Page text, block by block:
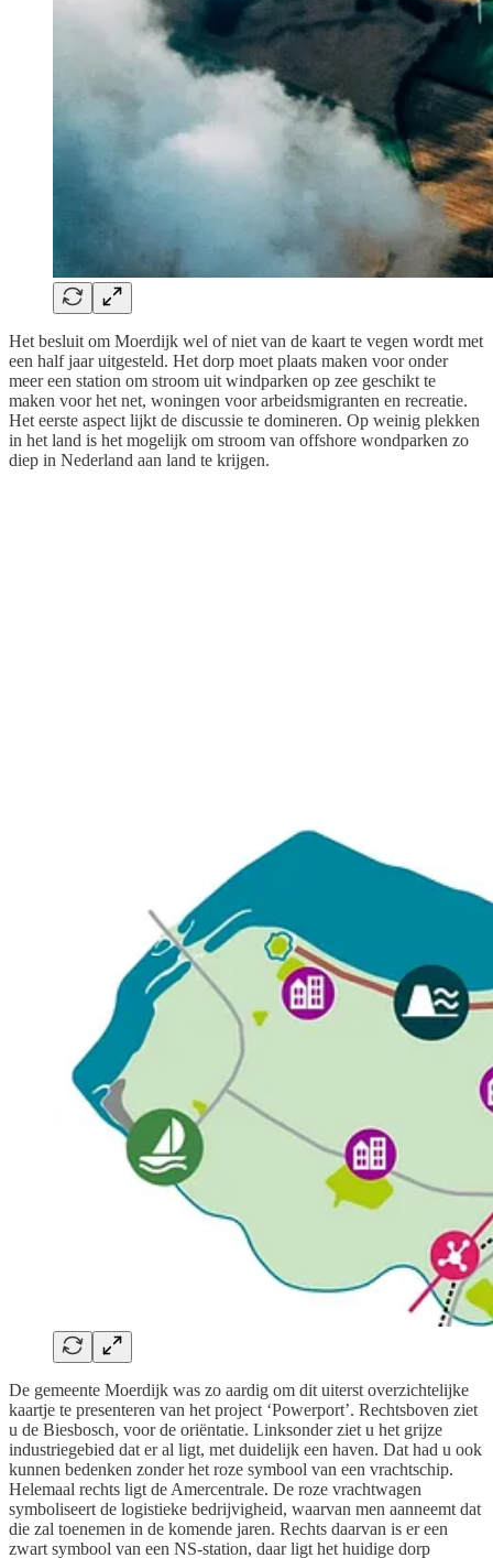
Het besluit om Moerdijk wel of niet van de kaart te vegen wordt met
een half jaar uitgesteld. Het dorp moet plaats maken voor onder
meer een station om stroom uit windparken op zee geschikt te
maken voor het net, woningen voor arbeidsmigranten en recreatie.
Het eerste aspect lijkt de discussie te domineren. Op weinig plekken
in het land is het mogelijk om stroom van offshore wondparken zo
diep in Nederland aan land te krijgen.
De gemeente Moerdijk was zo aardig om dit uiterst overzichtelijke
kaartje te presenteren van het project ‘Powerport’. Rechtsboven ziet
u de Biesbosch, voor de oriëntatie. Linksonder ziet u het grijze
industriegebied dat er al ligt, met duidelijk een haven. Dat had u ook
kunnen bedenken zonder het roze symbool van een vrachtschip.
Helemaal rechts ligt de Amercentrale. De roze vrachtwagen
symboliseert de logistieke bedrijvigheid, waarvan men aanneemt dat
die zal toenemen in de komende jaren. Rechts daarvan is er een
zwart symbool van een NS-station, daar ligt het huidige dorp